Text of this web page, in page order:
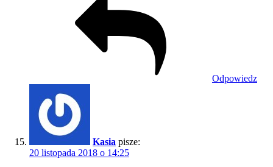
Odpowiedz
Kasia pisze:
20 listopada 2018 o 14:25